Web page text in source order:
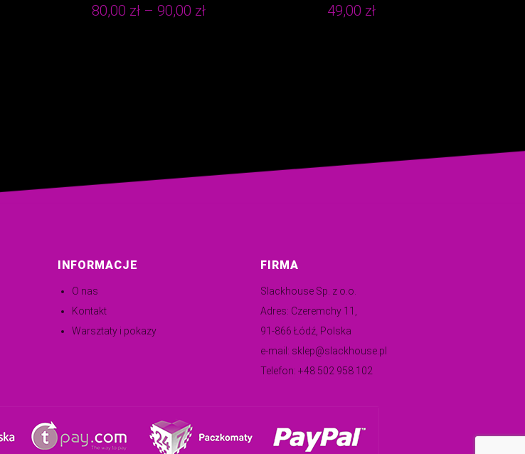
80,00 zł – 90,00 złZakres
49,00 zł
INFORMACJE
O nas
Kontakt
Warsztaty i pokazy
FIRMA
Slackhouse Sp. z o.o.
Adres: Czeremchy 11,
91-866 Łódź, Polska
e-mail: sklep@slackhouse.pl
Telefon: +48 502 958 102